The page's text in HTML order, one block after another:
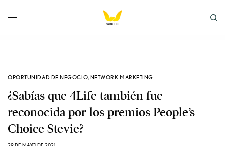
OPORTUNIDAD DE NEGOCIO, NETWORK MARKETING
¿Sabías que 4Life también fue
reconocida por los premios People’s
Choice Stevie?